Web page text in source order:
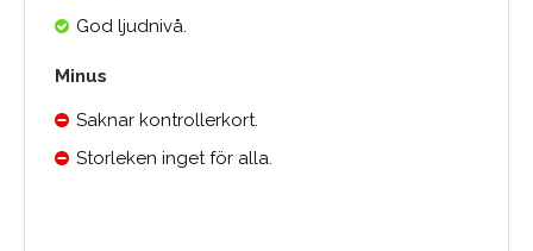
God ljudnivå.
Minus
Saknar kontrollerkort.
Storleken inget för alla.